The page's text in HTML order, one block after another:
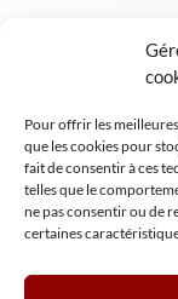
Pour offrir les
que les cookies pour
fait de consentir à ces
telles que le
ne pas consentir ou de
certaines
INSIGHT NPA